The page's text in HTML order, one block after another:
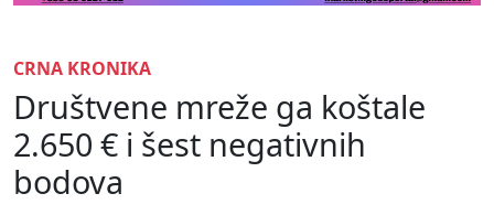
CRNA KRONIKA
Društvene mreže ga koštale
2.650 € i šest negativnih
bodova